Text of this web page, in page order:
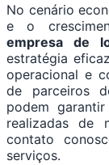
No cenário
e o
empresa de
estratégia
operacional e
de parceiros
podem
realizadas de
contato
serviços.